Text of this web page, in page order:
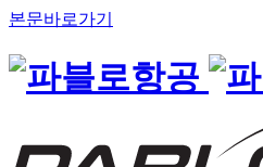
본문바로가기